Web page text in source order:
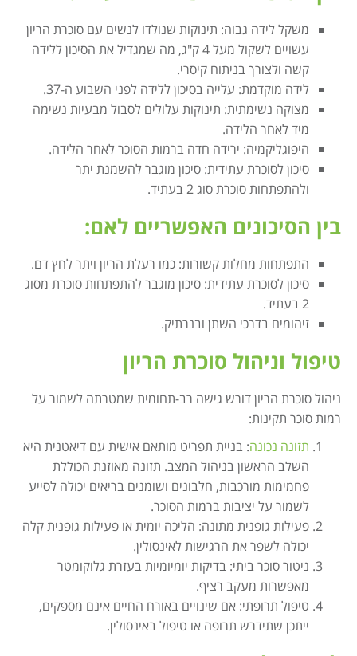
משקל לידה גבוה: תינוקות שנולדו לנשים עם סוכרת הריון
עשויים לשקול מעל 4 ק"ג, מה שמגדיל את הסיכון ללידה
קשה ולצורך בניתוח קיסרי.
לידה מוקדמת: עלייה בסיכון ללידה לפני השבוע ה-37.
מצוקה נשימתית: תינוקות עלולים לסבול מבעיות נשימה
מיד לאחר הלידה.
היפוגליקמיה: ירידה חדה ברמות הסוכר לאחר הלידה.
סיכון לסוכרת עתידית: סיכון מוגבר להשמנת יתר
ולהתפתחות סוכרת סוג 2 בעתיד.
בין הסיכונים האפשריים לאם:
התפתחות מחלות קשורות: כמו רעלת הריון ויתר לחץ דם.
סיכון לסוכרת עתידית: סיכון מוגבר להתפתחות סוכרת מסוג
2 בעתיד.
זיהומים בדרכי השתן ובנרתיק.
טיפול וניהול סוכרת הריון
ניהול סוכרת הריון דורש גישה רב-תחומית שמטרתה לשמור על
רמות סוכר תקינות:
תזונה נכונה: בניית תפריט מותאם אישית עם דיאטנית היא
השלב הראשון בניהול המצב. תזונה מאוזנת הכוללת
פחמימות מורכבות, חלבונים ושומנים בריאים יכולה לסייע
לשמור על יציבות ברמות הסוכר.
פעילות גופנית מתונה: הליכה יומית או פעילות גופנית קלה
יכולה לשפר את הרגישות לאינסולין.
ניטור סוכר ביתי: בדיקות יומיומיות בעזרת גלוקומטר
מאפשרות מעקב רציף.
טיפול תרופתי: אם שינויים באורח החיים אינם מספקים,
ייתכן שתידרש תרופה או טיפול באינסולין.